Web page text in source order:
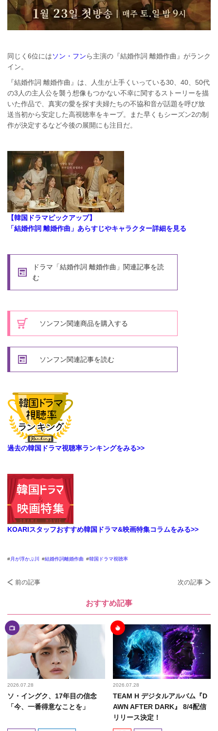
同じく6位にはソン・フンら主演の『結婚作詞 離婚作曲』がランク
イン。
『結婚作詞 離婚作曲』は、人生が上手くいっている30、40、50代
の3人の主人公を襲う想像もつかない不幸に関するストーリーを描
いた作品で、真実の愛を探す夫婦たちの不協和音が話題を呼び放
送当初から安定した高視聴率をキープ。また早くもシーズン2の制
作が決定するなど今後の展開にも注目だ。
【韓国ドラマピックアップ】
「結婚作詞 離婚作曲」あらすじやキャラクター詳細を見る
ドラマ「結婚作詞 離婚作曲」関連記事を読
む
ソンフン関連商品を購入する
ソンフン関連記事を読む
過去の韓国ドラマ視聴率ランキングをみる>>
KOARIスタッフおすすめ韓国ドラマ&映画特集コラムをみる>>
月が浮かぶ川 結婚作詞離婚作曲 韓国ドラマ視聴率
前の記事 次の記事
おすすめ記事
2026.07.28
ソ・イングク、17年目の信念
「今、一番得意なことを」
2026.07.28
TEAM H デジタルアルバム『D
AWN AFTER DARK』 8/4配信
リリース決定！